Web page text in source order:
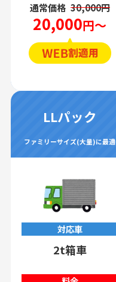
通常価格 30,000円
20,000円～
LLパック
ファミリーサイズ(大量)に最適
対応車
2t箱車